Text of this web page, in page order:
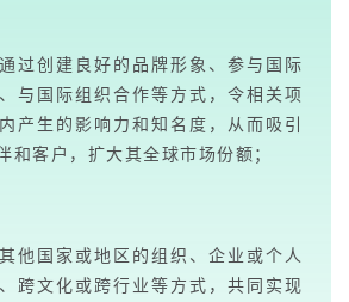
过创建良好的品牌形象、参与国际
与国际组织合作等方式，令相关项
产生的影响力和知名度，从而吸引
和客户，扩大其全球市场份额；
他国家或地区的组织、企业或个人
跨文化或跨行业等方式，共同实现